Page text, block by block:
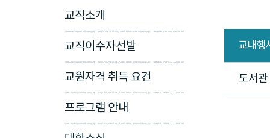
교직소개
교직이수자선발
교원자격 취득 요건
프로그램 안내
교내행
도서관